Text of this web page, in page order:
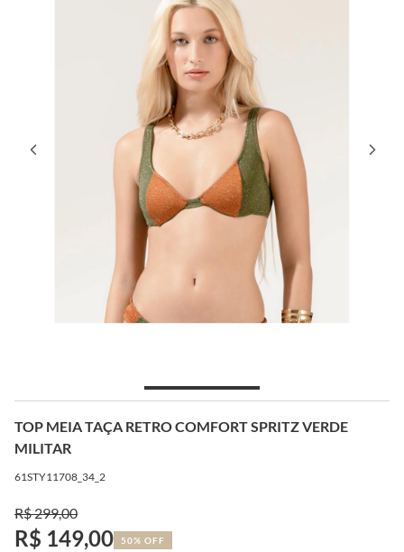
TOP MEIA TAÇA RETRO COMFORT SPRITZ VERDE
MILITAR
61STY11708_34_2
R$ 299,00
R$ 149,00 50% OFF